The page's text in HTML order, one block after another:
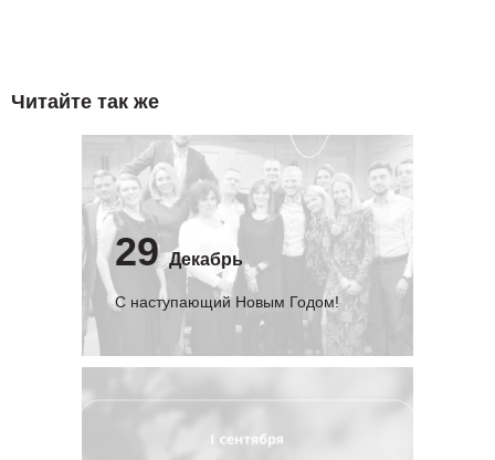
Читайте так же
29 Декабрь
С наступающий Новым Годом!